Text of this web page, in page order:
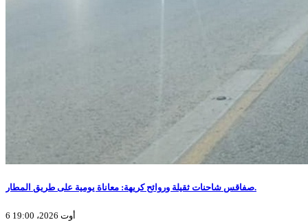
صفاقس شاحنات ثقيلة وروائح كريهة: معاناة يومية على طريق المطار.
6 أوت 2026، 19:00